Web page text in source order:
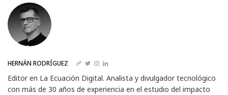
HERNÁN RODRÍGUEZ
Editor en La Ecuación Digital. Analista y divulgador tecnológico
con más de 30 años de experiencia en el estudio del impacto